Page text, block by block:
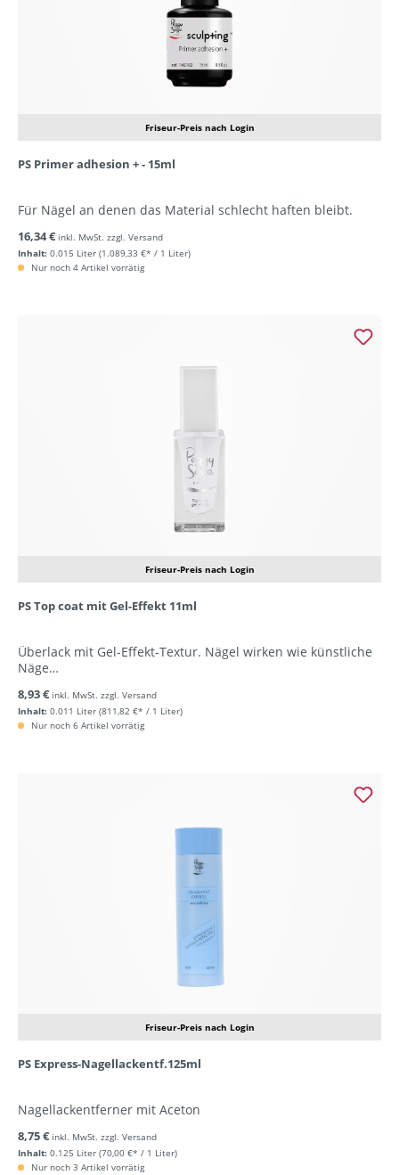
Friseur-Preis nach Login
PS Primer adhesion + - 15ml
Für Nägel an denen das Material schlecht haften bleibt.
Inhalt: 0.015 Liter (1.089,33 €* / 1 Liter)
16,34 € inkl. MwSt. zzgl. Versand
Nur noch 4 Artikel vorrätig
Friseur-Preis nach Login
PS Top coat mit Gel-Effekt 11ml
Überlack mit Gel-Effekt-Textur. Nägel wirken wie künstliche
Näge…
Inhalt: 0.011 Liter (811,82 €* / 1 Liter)
8,93 € inkl. MwSt. zzgl. Versand
Nur noch 6 Artikel vorrätig
Friseur-Preis nach Login
PS Express-Nagellackentf.125ml
Nagellackentferner mit Aceton
Inhalt: 0.125 Liter (70,00 €* / 1 Liter)
8,75 € inkl. MwSt. zzgl. Versand
Nur noch 3 Artikel vorrätig